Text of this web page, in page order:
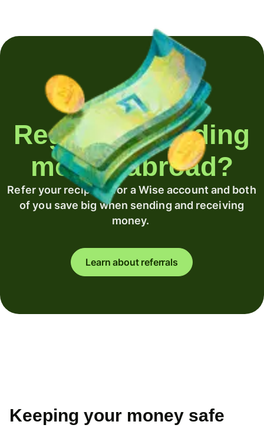
Regularly sending
money abroad?
Refer your recipient for a Wise account and both
of you save big when sending and receiving
money.
Learn about referrals
Keeping your money safe